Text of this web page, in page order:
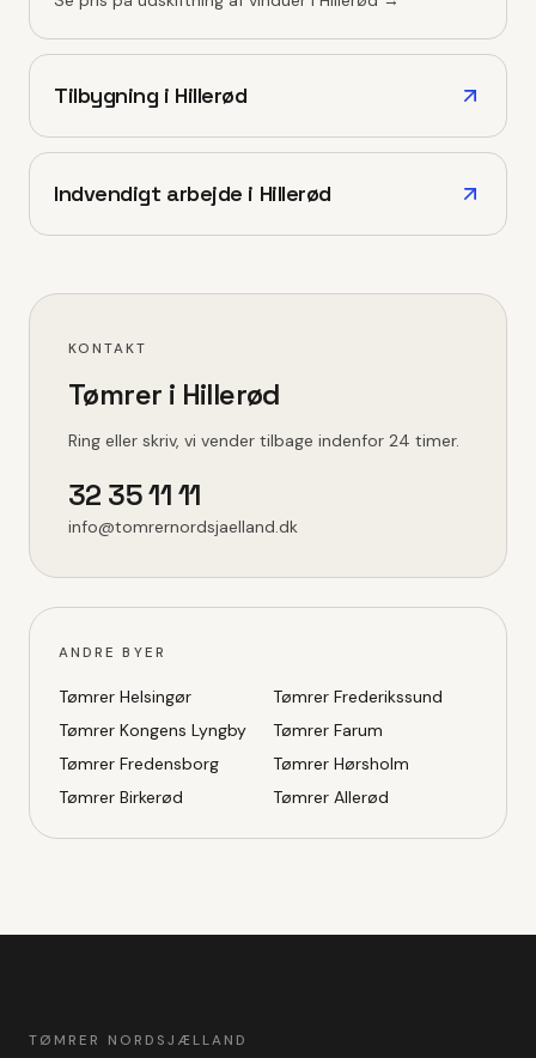
Tilbygning i Hillerød
Indvendigt arbejde i Hillerød
KONTAKT
Tømrer i Hillerød
Ring eller skriv, vi vender tilbage indenfor 24 timer.
32 35 11 11
info@tomrernordsjaelland.dk
ANDRE BYER
Tømrer Helsingør Tømrer Frederikssund
Tømrer Kongens Lyngby Tømrer Farum
Tømrer Fredensborg Tømrer Hørsholm
Tømrer Birkerød Tømrer Allerød
TØMRER NORDSJÆLLAND